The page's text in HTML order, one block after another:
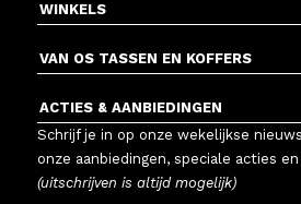
WINKELS
VAN OS TASSEN EN KOFFERS
ACTIES & AANBIEDINGEN
Schrijf je in op onze wekelijkse
onze aanbiedingen, speciale acties
(uitschrijven is altijd mogelijk)